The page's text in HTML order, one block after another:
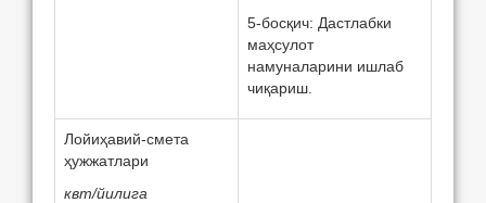
5-босқич: Дастлабки
маҳсулот
намуналарини ишлаб
чиқариш.
Лойиҳавий-смeта
ҳужжатлари
квт/йилига